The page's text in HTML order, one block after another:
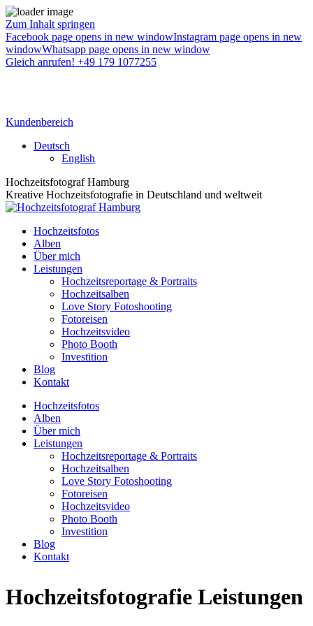
Zum Inhalt springen
Facebook page opens in new windowInstagram page opens in new
windowWhatsapp page opens in new window
Gleich anrufen! +49 179 1077255
Kundenbereich
Deutsch
English
Hochzeitsfotograf Hamburg
Kreative Hochzeitsfotografie in Deutschland und weltweit
Hochzeitsfotos
Alben
Über mich
Leistungen
Hochzeitsreportage & Portraits
Hochzeitsalben
Love Story Fotoshooting
Fotoreisen
Hochzeitsvideo
Photo Booth
Investition
Blog
Kontakt
Hochzeitsfotos
Alben
Über mich
Leistungen
Hochzeitsreportage & Portraits
Hochzeitsalben
Love Story Fotoshooting
Fotoreisen
Hochzeitsvideo
Photo Booth
Investition
Blog
Kontakt
Hochzeitsfotografie Leistungen